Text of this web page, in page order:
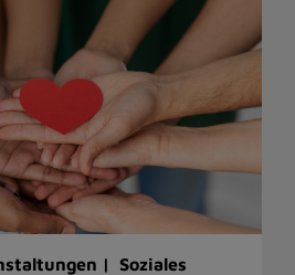
| Soziales